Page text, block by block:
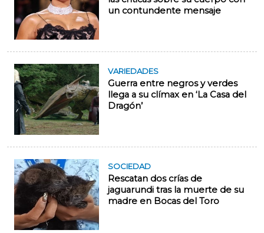
un contundente mensaje
VARIEDADES
Guerra entre negros y verdes
llega a su clímax en ‘La Casa del
Dragón’
SOCIEDAD
Rescatan dos crías de
jaguarundi tras la muerte de su
madre en Bocas del Toro